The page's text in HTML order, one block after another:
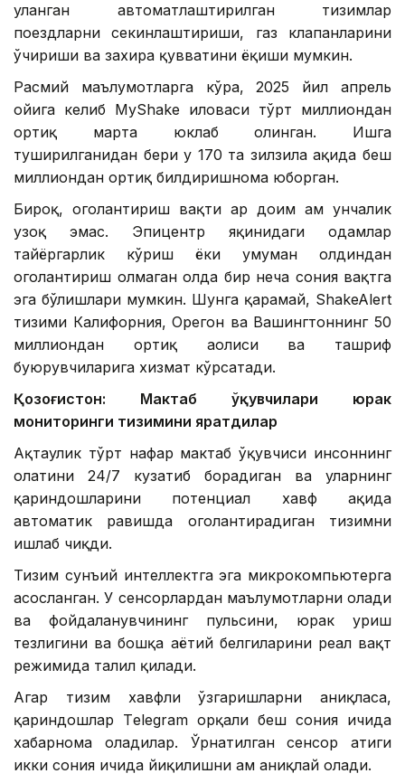
уланган автоматлаштирилган тизимлар
поездларни секинлаштириши, газ клапанларини
ўчириши ва захира қувватини ёқиши мумкин.
Расмий маълумотларга кўра, 2025 йил апрель
ойига келиб MyShake иловаси тўрт миллиондан
ортиқ марта юклаб олинган. Ишга
туширилганидан бери у 170 та зилзила ҳақида беш
миллиондан ортиқ билдиришнома юборган.
Бироқ, огоҳлантириш вақти ҳар доим ҳам унчалик
узоқ эмас. Эпицентр яқинидаги одамлар
тайёргарлик кўриш ёки умуман олдиндан
огоҳлантириш олмаган ҳолда бир неча сония вақтга
эга бўлишлари мумкин. Шунга қарамай, ShakeAlert
тизими Калифорния, Орегон ва Вашингтоннинг 50
миллиондан ортиқ аҳолиси ва ташриф
буюрувчиларига хизмат кўрсатади.
Қозоғистон: Мактаб ўқувчилари юрак
мониторинги тизимини яратдилар
Ақтаулик тўрт нафар мактаб ўқувчиси инсоннинг
ҳолатини 24/7 кузатиб борадиган ва уларнинг
қариндошларини потенциал хавф ҳақида
автоматик равишда огоҳлантирадиган тизимни
ишлаб чиқди.
Тизим сунъий интеллектга эга микрокомпьютерга
асосланган. У сенсорлардан маълумотларни олади
ва фойдаланувчининг пульсини, юрак уриш
тезлигини ва бошқа ҳаётий белгиларини реал вақт
режимида таҳлил қилади.
Агар тизим хавфли ўзгаришларни аниқласа,
қариндошлар Тelegram орқали беш сония ичида
хабарнома оладилар. Ўрнатилган сенсор атиги
икки сония ичида йиқилишни ҳам аниқлай олади.